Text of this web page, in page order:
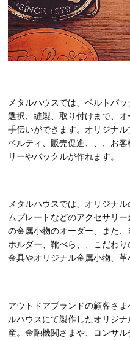
メタルハウスでは、ベルトバ
選択、縫製、取り付けまで、
手伝いができます。オリジナ
ベルティ、販売促進、、、お
リーやバックルが作れます。
メタルハウスでは、オリジナ
ムプレートなどのアクセサリ
の金属小物のオーダー、また
ホルダー、靴べら、、こだわ
金具やオリジナル金属小物、革
アウトドアブランドの顧客さ
ルハウスにて製作したオリジ
産。金融機関さまや、コンサ